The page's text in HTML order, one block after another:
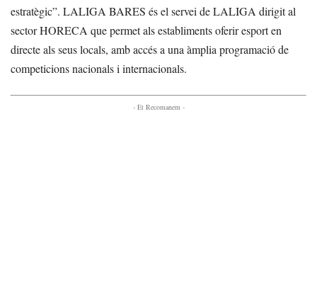
estratègic”. LALIGA BARES és el servei de LALIGA dirigit al
sector HORECA que permet als establiments oferir esport en
directe als seus locals, amb accés a una àmplia programació de
competicions nacionals i internacionals.
- Et Recomanem -